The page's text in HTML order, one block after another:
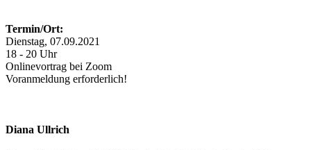
Termin/Ort:
Dienstag, 07.09.2021
18 - 20 Uhr
Onlinevortrag bei Zoom
Voranmeldung erforderlich!
Diana Ullrich